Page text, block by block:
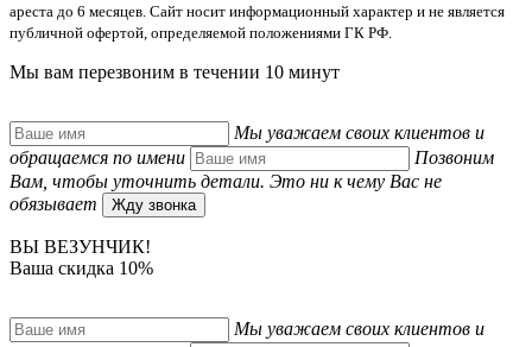
ареста до 6 месяцев. Сайт носит информационный характер и не является
публичной офертой, определяемой положениями ГК РФ.
Мы вам перезвоним в течении 10 минут
Мы уважаем своих клиентов и
обращаемся по имени
Позвоним
Вам, чтобы уточнить детали. Это ни к чему Вас не
обязывает
Жду звонка
ВЫ ВЕЗУНЧИК!
Ваша скидка 10%
Мы уважаем своих клиентов и